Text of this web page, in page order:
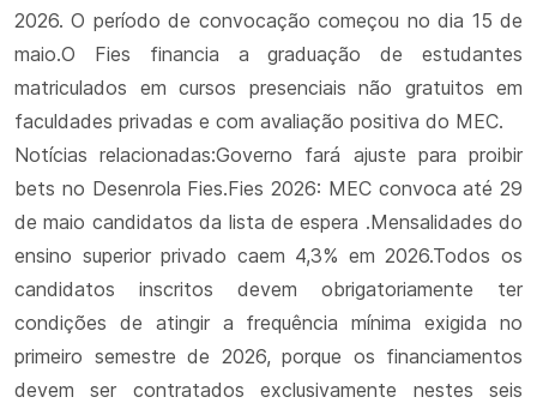
2026. O período de convocação começou no dia 15 de
maio.O Fies financia a graduação de estudantes
matriculados em cursos presenciais não gratuitos em
faculdades privadas e com avaliação positiva do MEC.
Notícias relacionadas:Governo fará ajuste para proibir
bets no Desenrola Fies.Fies 2026: MEC convoca até 29
de maio candidatos da lista de espera .Mensalidades do
ensino superior privado caem 4,3% em 2026.Todos os
candidatos inscritos devem obrigatoriamente ter
condições de atingir a frequência mínima exigida no
primeiro semestre de 2026, porque os financiamentos
devem ser contratados exclusivamente nestes seis